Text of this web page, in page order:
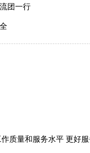
团一行
质量和服务水平 更好